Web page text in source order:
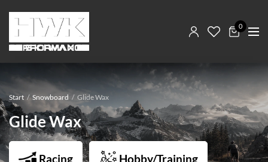
0
Start / Snowboard / Glide Wax
Glide Wax
Racing Hobby/Training